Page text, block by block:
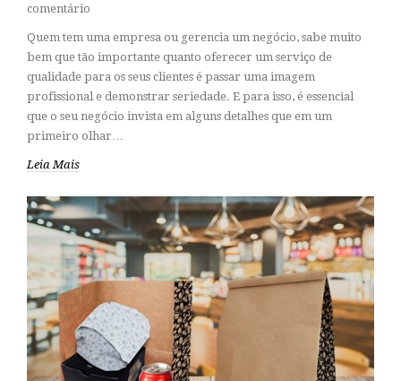
comentário
Quem tem uma empresa ou gerencia um negócio, sabe muito
bem que tão importante quanto oferecer um serviço de
qualidade para os seus clientes é passar uma imagem
profissional e demonstrar seriedade. E para isso, é essencial
que o seu negócio invista em alguns detalhes que em um
primeiro olhar…
Leia Mais